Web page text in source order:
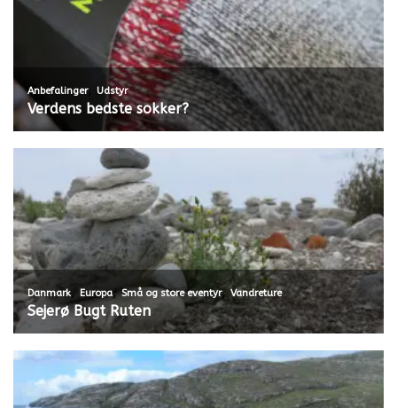
Anbefalinger, Udstyr
Verdens bedste sokker?
Danmark, Europa,Små og store eventyr,Vandreture
Sejerø Bugt Ruten